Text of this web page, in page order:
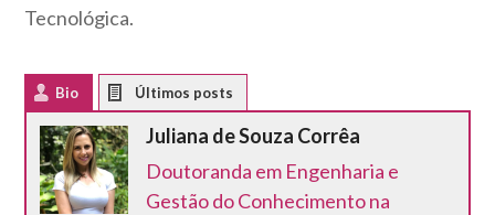
Tecnológica.
Bio
Juliana de Souza Corrêa
Doutoranda em Engenharia e
Gestão do Conhecimento na